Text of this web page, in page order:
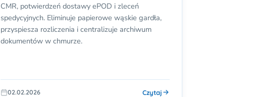
CMR, potwierdzeń dostawy ePOD i zleceń
spedycyjnych. Eliminuje papierowe wąskie gardła,
przyspiesza rozliczenia i centralizuje archiwum
dokumentów w chmurze.
02.02.2026 Czytaj